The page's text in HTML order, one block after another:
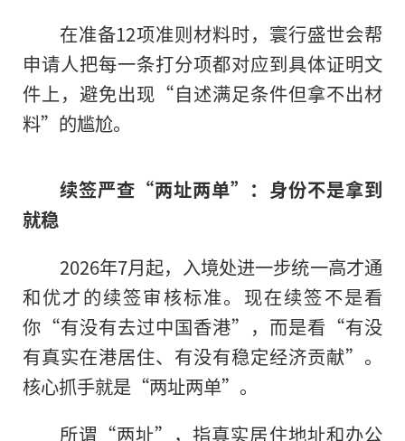
在准备12项准则材料时，寰行盛世会帮
申请人把每一条打分项都对应到具体证明文
件上，避免出现“自述满足条件但拿不出材
料”的尴尬。
续签严查“两址两单”：身份不是拿到
就稳
2026年7月起，入境处进一步统一高才通
和优才的续签审核标准。现在续签不是看
你“有没有去过中国香港”，而是看“有没
有真实在港居住、有没有稳定经济贡献”。
核心抓手就是“两址两单”。
所谓“两址”，指真实居住地址和办公